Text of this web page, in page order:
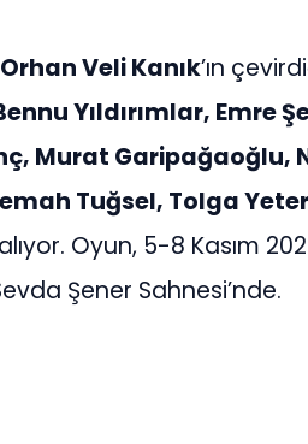
Orhan Veli Kanık’ın
Yıldırımlar, Emre
Murat Garipağaoğlu,
Tuğsel, Tolga
Oyun, 5-8 Kasım
Şener Sahnesi’nde.